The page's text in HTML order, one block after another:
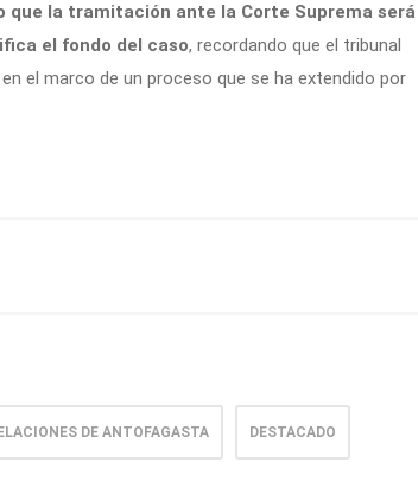
que la tramitación ante la Corte Suprema será
el fondo del caso, recordando que el tribunal
el marco de un proceso que se ha extendido por
DE ANTOFAGASTA DESTACADO